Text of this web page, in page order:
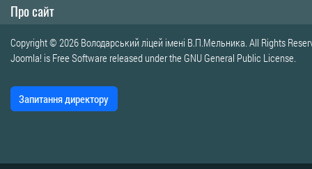
Про сайт
Copyright © 2026 Володарський ліцей імені В.П.Мельника. All Rights
Joomla! is Free Software released under the GNU General Public License.
Запитання директору